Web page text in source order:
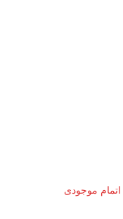
اتمام موجودی